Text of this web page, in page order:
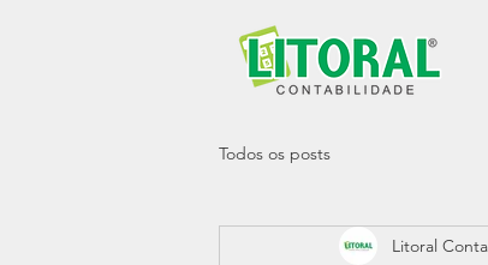
Todos os posts
Litoral